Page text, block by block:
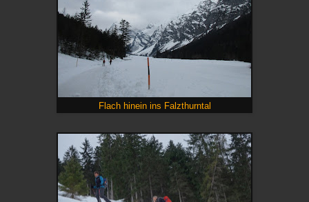
Flach hinein ins Falzthurntal